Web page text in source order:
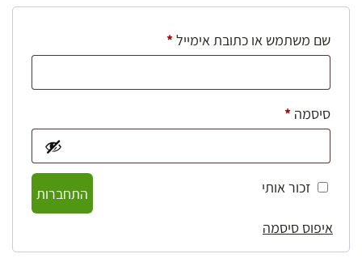
שם משתמש או כתובת אימייל*חובה
סיסמה *חובה
זכור אותי
התחברות
איפוס סיסמה